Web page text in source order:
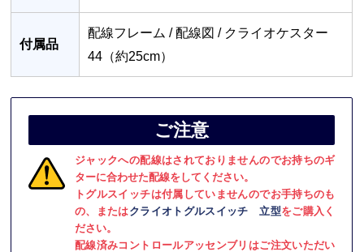
付属品
配線フレーム / 配線図 / クライオケスター
44（約25cm）
ご注意
ジャックへの配線はされておりませんのでお持ちのギ
ターに合わせた配線をしてください。
トグルスイッチは付属していませんのでお手持ちのも
の、またはクライオトグルスイッチ 立型をご購入く
ださい。
配線済みコントロールアッセンブリはご注文いただい